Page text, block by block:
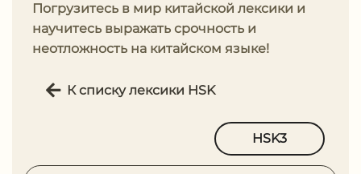
Погрузитесь в мир китайской лексики и
научитесь выражать срочность и
неотложность на китайском языке!
К списку лексики HSK
HSK3